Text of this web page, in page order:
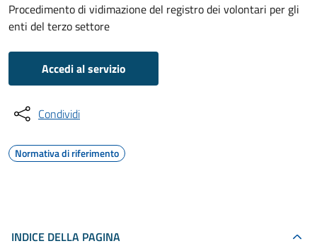
Procedimento di vidimazione del registro dei volontari per gli
enti del terzo settore
Accedi al servizio
Condividi
Normativa di riferimento
INDICE DELLA PAGINA